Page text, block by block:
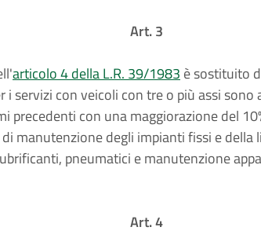
Art. 3
articolo 4 della L.R. 39/1983 è sostituito
i servizi con veicoli con tre o più assi sono
precedenti con una maggiorazione del
manutenzione degli impianti fissi e della
pneumatici e manutenzione
Art. 4